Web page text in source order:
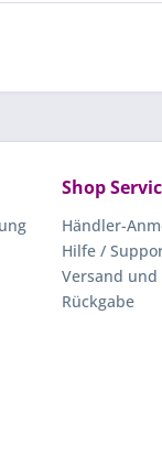
Shop
Händler-
Hilfe /
Versand
Rückgabe